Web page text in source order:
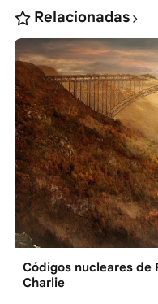
Relacionadas
Códigos nucleares de
Charlie